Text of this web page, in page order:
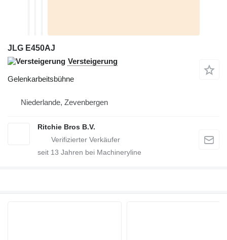
JLG E450AJ
Versteigerung
Gelenkarbeitsbühne
Niederlande, Zevenbergen
Ritchie Bros B.V.
seit 13 Jahren bei Machineryline